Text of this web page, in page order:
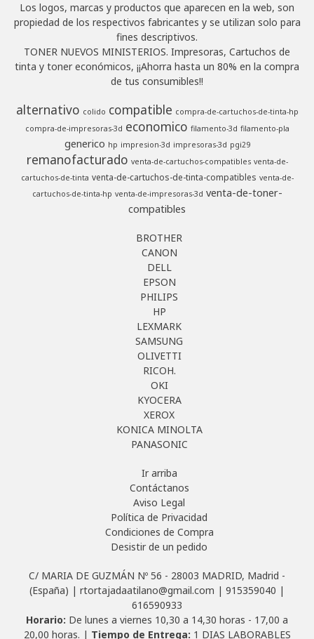
Los logos, marcas y productos que aparecen en la web, son
propiedad de los respectivos fabricantes y se utilizan solo para
fines descriptivos.
TONER NUEVOS MINISTERIOS. Impresoras, Cartuchos de
tinta y toner económicos, ¡¡Ahorra hasta un 80% en la compra
de tus consumibles!!
alternativo colido compatible compra-de-cartuchos-de-tinta-hp
compra-de-impresoras-3d economico filamento-3d filamento-pla
generico hp impresion-3d impresoras-3d pgi29
remanofacturado venta-de-cartuchos-compatibles venta-de-
cartuchos-de-tinta venta-de-cartuchos-de-tinta-compatibles venta-de-
cartuchos-de-tinta-hp venta-de-impresoras-3d venta-de-toner-
compatibles
BROTHER
CANON
DELL
EPSON
PHILIPS
HP
LEXMARK
SAMSUNG
OLIVETTI
RICOH.
OKI
KYOCERA
XEROX
KONICA MINOLTA
PANASONIC
Ir arriba
Contáctanos
Aviso Legal
Política de Privacidad
Condiciones de Compra
Desistir de un pedido
C/ MARIA DE GUZMÁN Nº 56 - 28003 MADRID, Madrid -
(España) | rtortajadaatilano@gmail.com | 915359040 |
616590933
Horario: De lunes a viernes 10,30 a 14,30 horas - 17,00 a
20,00 horas. | Tiempo de Entrega: 1 DIAS LABORABLES